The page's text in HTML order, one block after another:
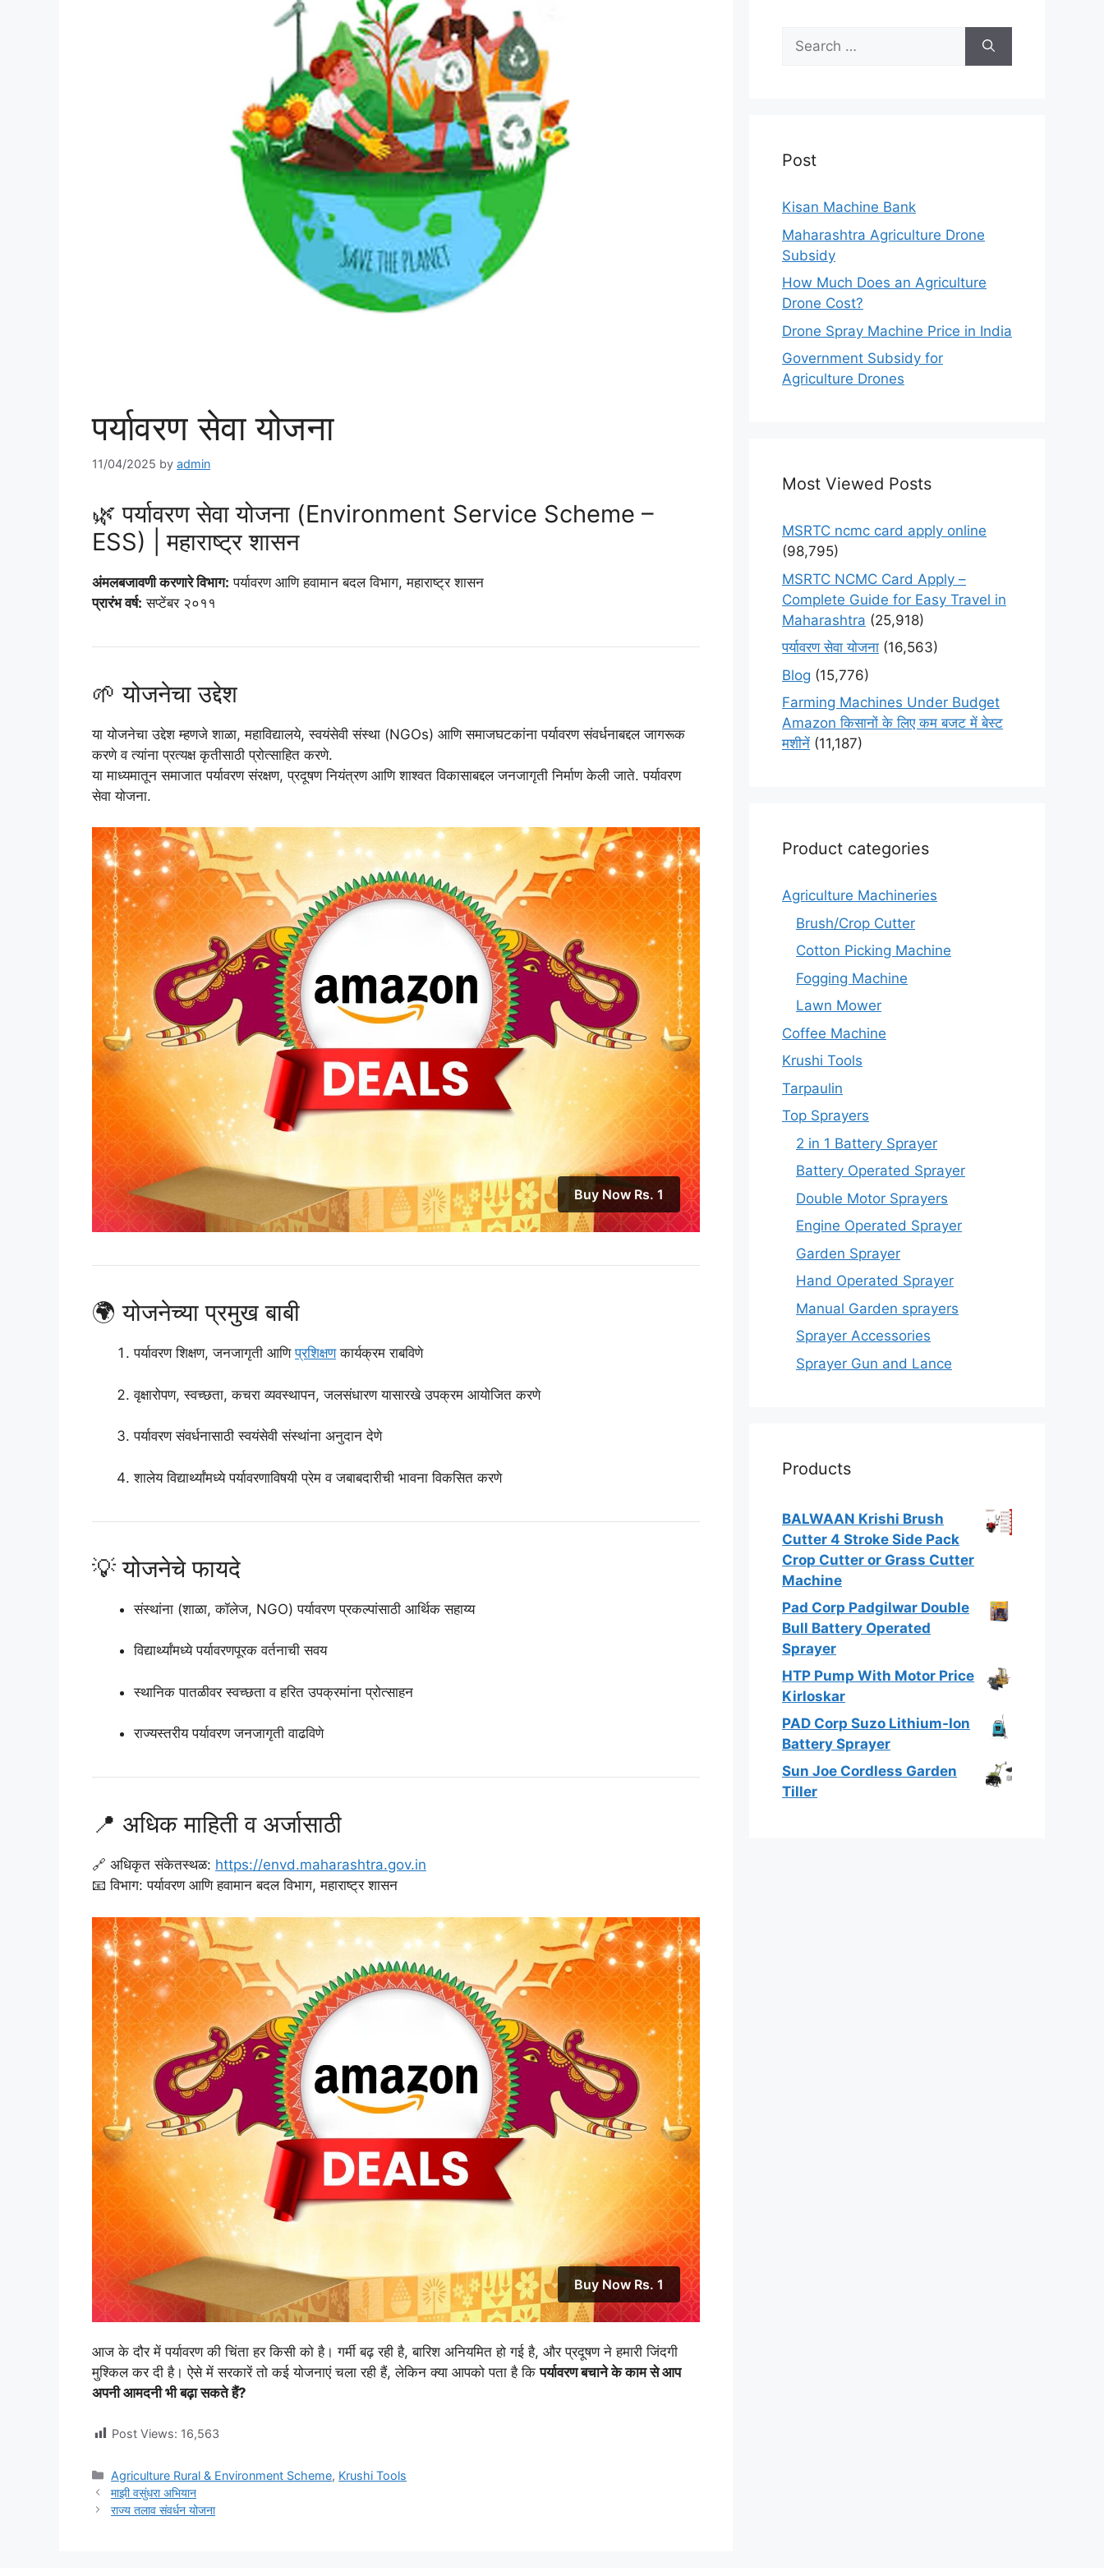
पर्यावरण सेवा योजना
11/04/2025 by admin
🌿 पर्यावरण सेवा योजना (Environment Service Scheme –
ESS) | महाराष्ट्र शासन
अंमलबजावणी करणारे विभाग: पर्यावरण आणि हवामान बदल विभाग, महाराष्ट्र शासन
प्रारंभ वर्ष: सप्टेंबर २०११
🌱 योजनेचा उद्देश
या योजनेचा उद्देश म्हणजे शाळा, महाविद्यालये, स्वयंसेवी संस्था (NGOs) आणि समाजघटकांना पर्यावरण संवर्धनाबद्दल जागरूक
करणे व त्यांना प्रत्यक्ष कृतीसाठी प्रोत्साहित करणे.
या माध्यमातून समाजात पर्यावरण संरक्षण, प्रदूषण नियंत्रण आणि शाश्वत विकासाबद्दल जनजागृती निर्माण केली जाते. पर्यावरण
सेवा योजना.
Buy Now Rs. 1
🌍 योजनेच्या प्रमुख बाबी
पर्यावरण शिक्षण, जनजागृती आणिप्रशिक्षणकार्यक्रम राबविणे
वृक्षारोपण, स्वच्छता, कचरा व्यवस्थापन, जलसंधारण यासारखे उपक्रम आयोजित करणे
पर्यावरण संवर्धनासाठी स्वयंसेवी संस्थांना अनुदान देणे
शालेय विद्यार्थ्यांमध्ये पर्यावरणाविषयी प्रेम व जबाबदारीची भावना विकसित करणे
💡 योजनेचे फायदे
संस्थांना (शाळा, कॉलेज, NGO) पर्यावरण प्रकल्पांसाठी आर्थिक सहाय्य
विद्यार्थ्यांमध्ये पर्यावरणपूरक वर्तनाची सवय
स्थानिक पातळीवर स्वच्छता व हरित उपक्रमांना प्रोत्साहन
राज्यस्तरीय पर्यावरण जनजागृती वाढविणे
📍 अधिक माहिती व अर्जासाठी
🔗 अधिकृत संकेतस्थळ: https://envd.maharashtra.gov.in
📧 विभाग: पर्यावरण आणि हवामान बदल विभाग, महाराष्ट्र शासन
Buy Now Rs. 1
आज के दौर में पर्यावरण की चिंता हर किसी को है। गर्मी बढ़ रही है, बारिश अनियमित हो गई है, और प्रदूषण ने हमारी जिंदगी
मुश्किल कर दी है। ऐसे में सरकारें तो कई योजनाएं चला रही हैं, लेकिन क्या आपको पता है किपर्यावरण बचाने के काम से आप
अपनी आमदनी भी बढ़ा सकते हैं?
Post Views: 16,563
Categories
Agriculture Rural & Environment Scheme, Krushi Tools
माझी वसुंधरा अभियान
राज्य तलाव संवर्धन योजना
Search
for:
Post
Kisan Machine Bank
Maharashtra Agriculture Drone
Subsidy
How Much Does an Agriculture
Drone Cost?
Drone Spray Machine Price in India
Government Subsidy for
Agriculture Drones
Most Viewed Posts
MSRTC ncmc card apply online
(98,795)
MSRTC NCMC Card Apply –
Complete Guide for Easy Travel in
Maharashtra (25,918)
पर्यावरण सेवा योजना (16,563)
Blog (15,776)
Farming Machines Under Budget
Amazon किसानों के लिए कम बजट में बेस्ट
मशीनें (11,187)
Product categories
Agriculture Machineries
Brush/Crop Cutter
Cotton Picking Machine
Fogging Machine
Lawn Mower
Coffee Machine
Krushi Tools
Tarpaulin
Top Sprayers
2 in 1 Battery Sprayer
Battery Operated Sprayer
Double Motor Sprayers
Engine Operated Sprayer
Garden Sprayer
Hand Operated Sprayer
Manual Garden sprayers
Sprayer Accessories
Sprayer Gun and Lance
Products
BALWAAN Krishi Brush
Cutter 4 Stroke Side Pack
Crop Cutter or Grass Cutter
Machine
Pad Corp Padgilwar Double
Bull Battery Operated
Sprayer
HTP Pump With Motor Price
Kirloskar
PAD Corp Suzo Lithium-Ion
Battery Sprayer
Sun Joe Cordless Garden
Tiller